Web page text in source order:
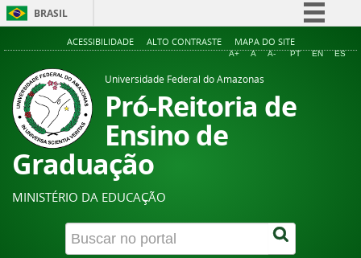
BRASIL
Simplifique!
Acesso à informação
ACESSIBILIDADE ALTO CONTRASTE MAPA DO SITE
A+ A A- PT EN ES
Universidade Federal do Amazonas
Pró-Reitoria de
Ensino de
Graduação
MINISTÉRIO DA EDUCAÇÃO